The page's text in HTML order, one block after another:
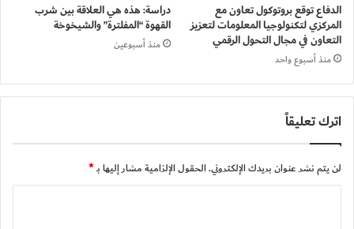
الدفاع توقع بروتوكول تعاون مع
المركزي لتكنولوجيا المعلومات لتعزيز
التعاون في مجال التحول الرقمي
منذ أسبوع واحد
دراسة: هذه هي العلاقة بين شرب
القهوة “المفلترة” والشيخوخة
منذ أسبوعين
اترك تعليقاً
لن يتم نشر عنوان بريدك الإلكتروني.الحقول الإلزامية مشار إليها بـ*